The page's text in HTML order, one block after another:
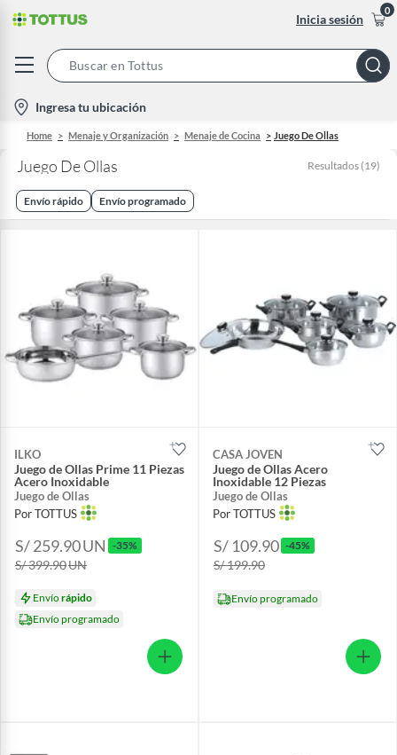
Inicia sesión
0
Bar
location-
icon
Ingresa tu ubicación
Home Menaje y Organización Menaje de Cocina Juego De Ollas
Juego De Ollas Resultados (19)
Envío rápido Envío programado
ILKO
Juego de Ollas Prime 11 Piezas
Acero Inoxidable
Juego de Ollas
Por TOTTUS
S/ 259.90UN -35%
S/ 399.90UN
Envíorápido
Envío programado
CASA JOVEN
Juego de Ollas Acero
Inoxidable 12 Piezas
Juego de Ollas
Por TOTTUS
S/ 109.90 -45%
S/ 199.90
Envío programado